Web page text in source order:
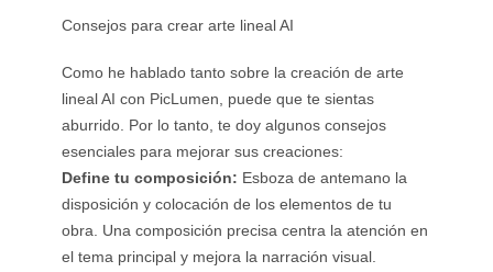
Consejos para crear arte lineal AI
Como he hablado tanto sobre la creación de arte
lineal AI con PicLumen, puede que te sientas
aburrido. Por lo tanto, te doy algunos consejos
esenciales para mejorar sus creaciones:
Define tu composición: Esboza de antemano la
disposición y colocación de los elementos de tu
obra. Una composición precisa centra la atención en
el tema principal y mejora la narración visual.